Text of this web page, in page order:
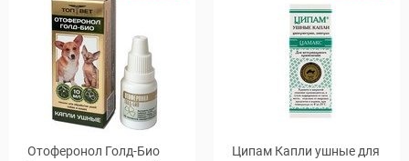
Отоферонол Голд-Био
Ципам Капли ушные для